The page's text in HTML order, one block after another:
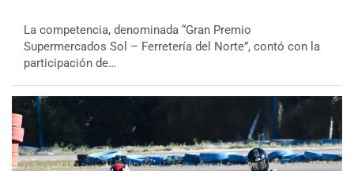
La competencia, denominada “Gran Premio
Supermercados Sol – Ferretería del Norte”, contó con la
participación de…